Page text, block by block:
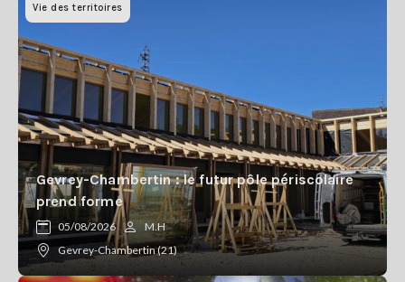
Vie des territoires
Gevrey-Chambertin : le futur pôle périscolaire
prend forme
05/08/2026
M.H
Gevrey-Chambertin (21)